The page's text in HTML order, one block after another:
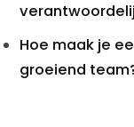
Hoe maak je
groeiend